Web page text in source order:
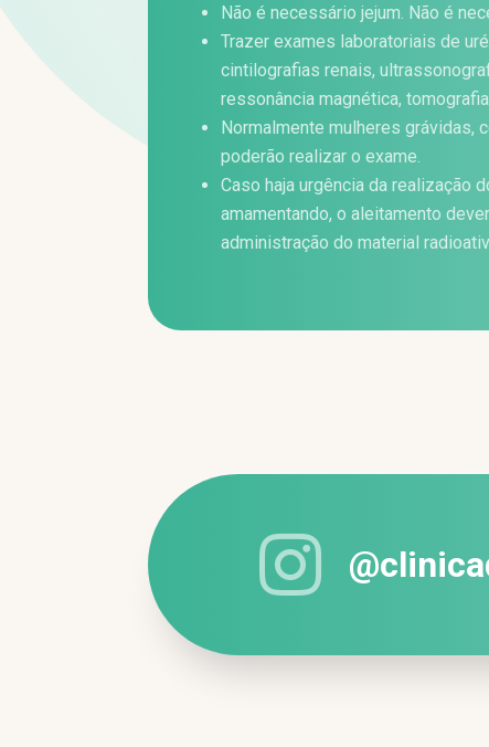
Não é necessário jejum. Não é
Trazer exames laboratoriais de
cintilografias renais,
ressonância magnética,
Normalmente mulheres grávidas,
poderão realizar o exame.
Caso haja urgência da realização
amamentando, o aleitamento
administração do material
